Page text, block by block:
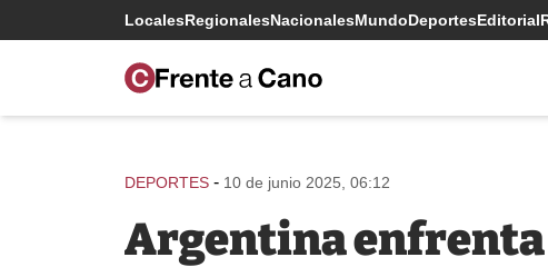
LocalesRegionalesNacionalesMundoDeportesEditorial
DEPORTES - 10 de junio 2025, 06:12
Argentina enfrenta